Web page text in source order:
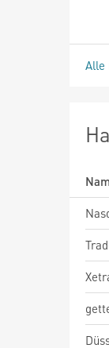
Alle